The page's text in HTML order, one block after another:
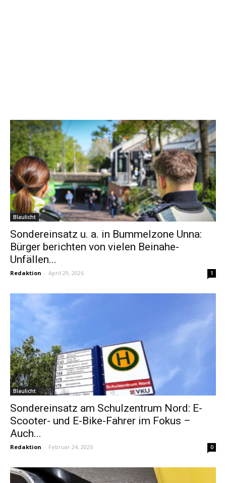
Blaulicht
Sondereinsatz u. a. in Bummelzone Unna:
Bürger berichten von vielen Beinahe-
Unfällen...
Redaktion - April 29, 2026 1
Blaulicht
Sondereinsatz am Schulzentrum Nord: E-
Scooter- und E-Bike-Fahrer im Fokus –
Auch...
Redaktion - Februar 24, 2026 0